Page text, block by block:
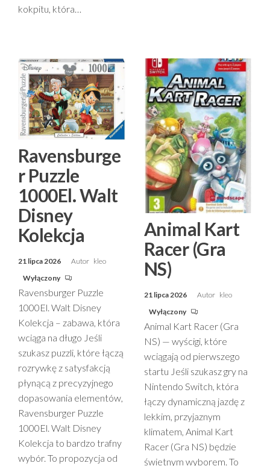
kokpitu, która…
Ravensburge
r Puzzle
1000El. Walt
Disney
Kolekcja
21 lipca 2026 Autor kleo
Wyłączony
Ravensburger Puzzle
1000El. Walt Disney
Kolekcja – zabawa, która
wciąga na długo Jeśli
szukasz puzzli, które łączą
rozrywkę z satysfakcją
płynącą z precyzyjnego
dopasowania elementów,
Ravensburger Puzzle
1000El. Walt Disney
Kolekcja to bardzo trafny
wybór. To propozycja od
Animal Kart
Racer (Gra
NS)
21 lipca 2026 Autor kleo
Wyłączony
Animal Kart Racer (Gra
NS) — wyścigi, które
wciągają od pierwszego
startu Jeśli szukasz gry na
Nintendo Switch, która
łączy dynamiczną jazdę z
lekkim, przyjaznym
klimatem, Animal Kart
Racer (Gra NS) będzie
świetnym wyborem. To